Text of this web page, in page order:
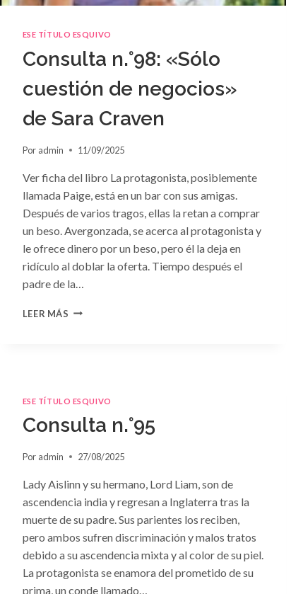
ESE TÍTULO ESQUIVO
Consulta n.°98: «Sólo
cuestión de negocios»
de Sara Craven
Por admin 11/09/2025
Ver ficha del libro La protagonista, posiblemente
llamada Paige, está en un bar con sus amigas.
Después de varios tragos, ellas la retan a comprar
un beso. Avergonzada, se acerca al protagonista y
le ofrece dinero por un beso, pero él la deja en
ridículo al doblar la oferta. Tiempo después el
padre de la…
LEER MÁS CONSULTA
SARA
ESE TÍTULO ESQUIVO
Consulta n.°95
Por admin 27/08/2025
Lady Aislinn y su hermano, Lord Liam, son de
ascendencia india y regresan a Inglaterra tras la
muerte de su padre. Sus parientes los reciben,
pero ambos sufren discriminación y malos tratos
debido a su ascendencia mixta y al color de su piel.
La protagonista se enamora del prometido de su
prima, un conde llamado…